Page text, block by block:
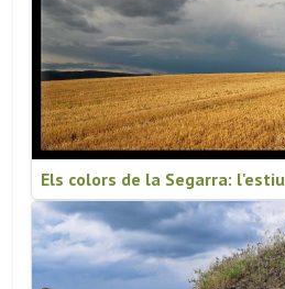
Els colors de la Segarra: l'estiu